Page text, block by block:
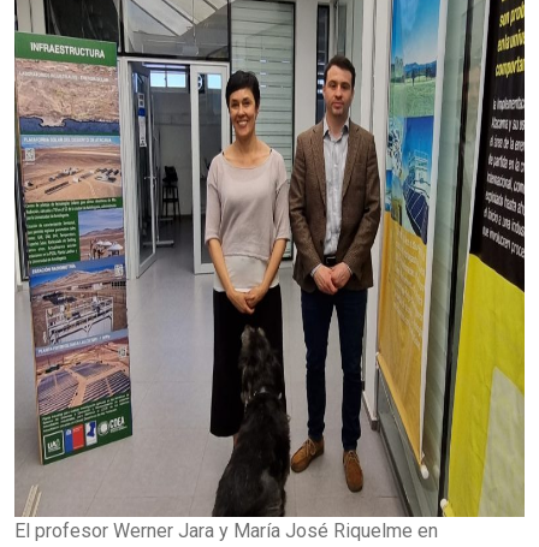
El profesor Werner Jara y María José Riquelme en